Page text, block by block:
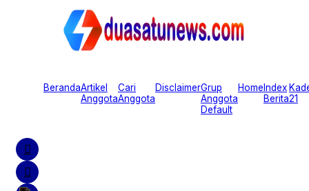
BerandaArtikel
Anggota
Cari
Anggota
DisclaimerGrup
Anggota
Default
HomeIndex
Berita21